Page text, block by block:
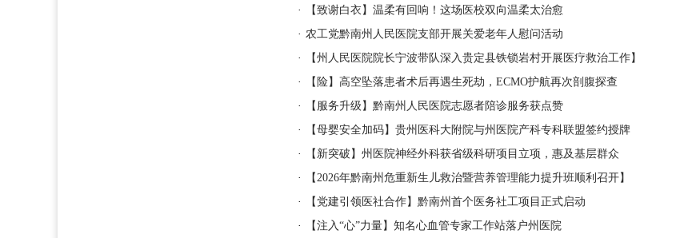
·
【致谢白衣】温柔有回响！这场医校双向温柔太治愈
· 农工党黔南州人民医院支部开展关爱老年人慰问活动
·
【州人民医院院长宁波带队深入贵定县铁锁岩村开展医疗救治工作】
·
【险】高空坠落患者术后再遇生死劫，ECMO护航再次剖腹探查
·
【服务升级】黔南州人民医院志愿者陪诊服务获点赞
·
【母婴安全加码】贵州医科大附院与州医院产科专科联盟签约授牌
·
【新突破】州医院神经外科获省级科研项目立项，惠及基层群众
·
【2026年黔南州危重新生儿救治暨营养管理能力提升班顺利召开】
·
【党建引领医社合作】黔南州首个医务社工项目正式启动
·
【注入“心”力量】知名心血管专家工作站落户州医院